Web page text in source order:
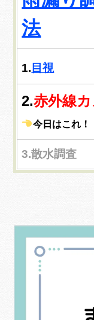
法
1. 目視
2.赤外線
今日はこれ！
3.散水調査